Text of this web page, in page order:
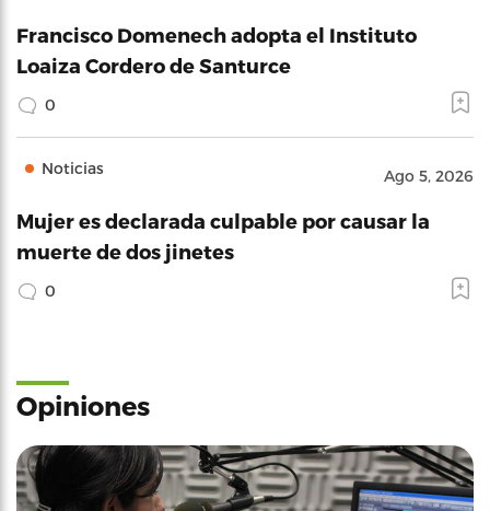
Francisco Domenech adopta el Instituto
Loaiza Cordero de Santurce
0
Noticias Ago 5, 2026
Mujer es declarada culpable por causar la
muerte de dos jinetes
0
Opiniones